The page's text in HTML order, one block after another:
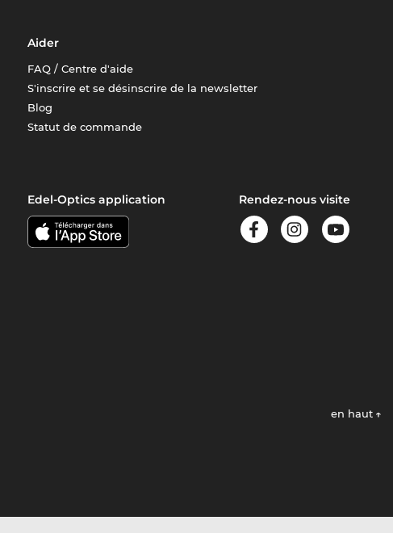
Aider
FAQ / Centre d'aide
S'inscrire et se désinscrire de la newsletter
Blog
Statut de commande
Edel-Optics application Rendez-nous visite
en haut